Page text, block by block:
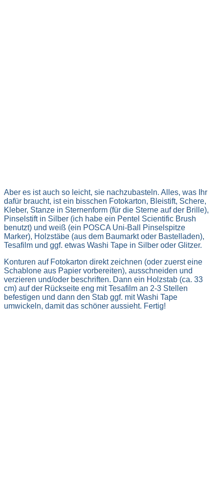
Aber es ist auch so leicht, sie nachzubasteln. Alles, was Ihr
dafür braucht, ist ein bisschen Fotokarton, Bleistift, Schere,
Kleber, Stanze in Sternenform (für die Sterne auf der Brille),
Pinselstift in Silber (ich habe ein Pentel Scientific Brush
benutzt) und weiß (ein POSCA Uni-Ball Pinselspitze
Marker), Holzstäbe (aus dem Baumarkt oder Bastelladen),
Tesafilm und ggf. etwas Washi Tape in Silber oder Glitzer.
Konturen auf Fotokarton direkt zeichnen (oder zuerst eine
Schablone aus Papier vorbereiten), ausschneiden und
verzieren und/oder beschriften. Dann ein Holzstab (ca. 33
cm) auf der Rückseite eng mit Tesafilm an 2-3 Stellen
befestigen und dann den Stab ggf. mit Washi Tape
umwickeln, damit das schöner aussieht. Fertig!